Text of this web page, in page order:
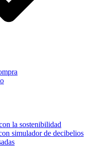
la sostenibilidad
simulador de decibelios